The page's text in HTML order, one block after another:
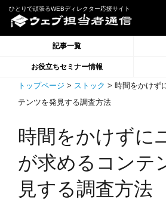
ひとりで頑張るWEBディレクター応援サイト
記事一覧
お役立ちセミナー情報
トップページ > ストック > 時間をかけず
テンツを発見する調査方法
時間をかけずに
が求めるコンテ
見する調査方法